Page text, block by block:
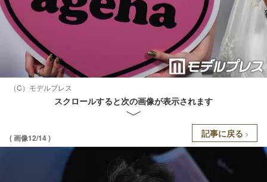
（C）モデルプレス
スクロールすると次の画像が表示されます
( 画像12/14 ) 記事に戻る